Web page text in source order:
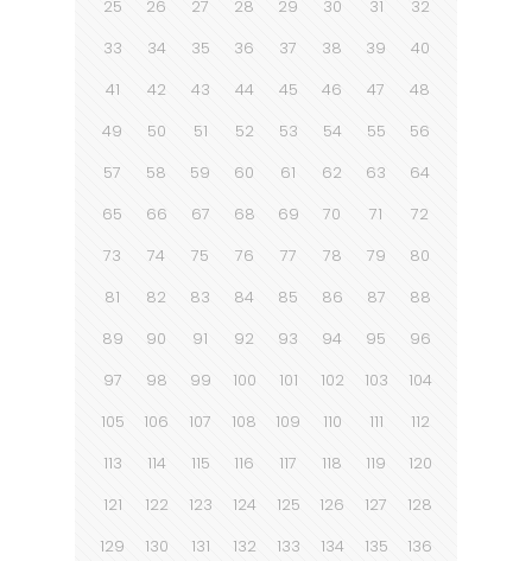
25 26 27 28 29 30 31
32
33
34 35 36 37 38 39
40
41
42 43 44 45 46 47
48
49
50 51 52 53 54 55
56
57
58 59 60 61 62 63
64
65
66 67 68 69 70 71
72
73
74 75 76 77 78 79
80
81
82 83 84 85 86 87
88
89
90 91 92 93 94 95
96
97
98 99 100 101 102 103
104
105
106 107 108 109 110 111
112
113
114 115 116 117 118 119
120
121
122 123 124 125 126 127
128
129
130 131 132 133 134 135
136